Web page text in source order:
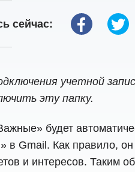
сейчас:
учетной
эту папку.
будет
в Gmail. Как правило,
и интересов. Таким